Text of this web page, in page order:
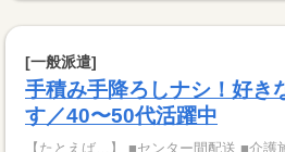
[一般派遣]
手積み手降ろしナシ！好き
す／40〜50代活躍中
【たとえば…】 ■センター間配送 ■介